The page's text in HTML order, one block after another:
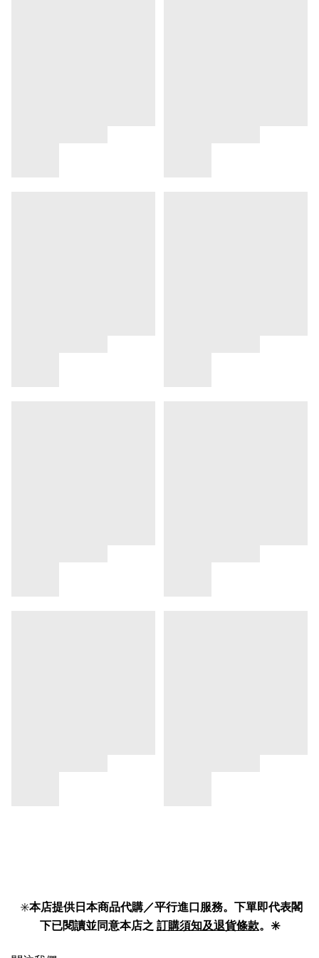
✳️本店提供日本商品代購／平行進口服務。下單即代表閣
下已閱讀並同意本店之 訂購須知及退貨條款。✳️